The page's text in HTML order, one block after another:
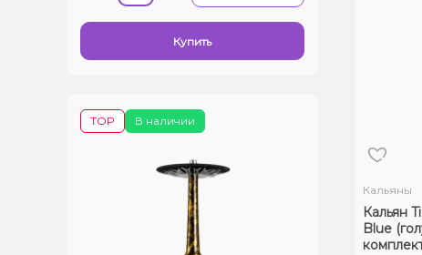
Купить
В наличии
TOP
Кальяны
Кальян
Blue